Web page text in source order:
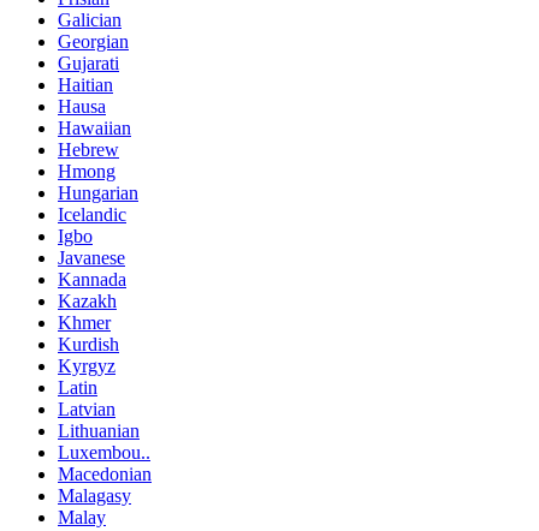
Galician
Georgian
Gujarati
Haitian
Hausa
Hawaiian
Hebrew
Hmong
Hungarian
Icelandic
Igbo
Javanese
Kannada
Kazakh
Khmer
Kurdish
Kyrgyz
Latin
Latvian
Lithuanian
Luxembou..
Macedonian
Malagasy
Malay